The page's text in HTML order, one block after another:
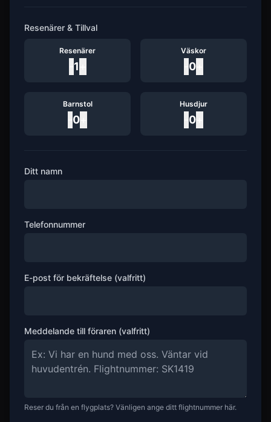
Resenärer & Tillval
Resenärer
1
Väskor
0
Barnstol
0
Husdjur
0
Ditt namn
Telefonnummer
E-post för bekräftelse (valfritt)
Meddelande till föraren (valfritt)
Reser du från en flygplats? Vänligen ange ditt flightnummer här.